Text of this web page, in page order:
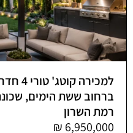
למכירה קוטג'
ברחוב ששת הימים,
רמת השרון